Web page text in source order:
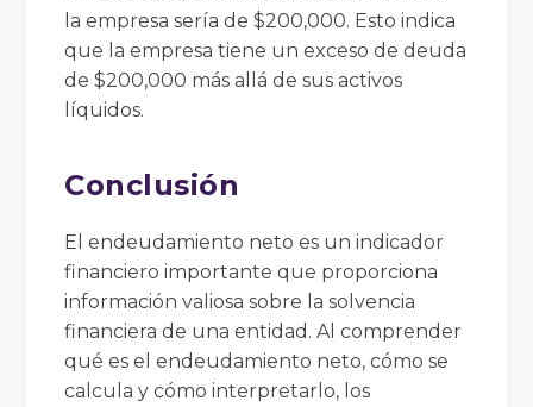
la empresa sería de $200,000. Esto indica
que la empresa tiene un exceso de deuda
de $200,000 más allá de sus activos
líquidos.
Conclusión
El endeudamiento neto es un indicador
financiero importante que proporciona
información valiosa sobre la solvencia
financiera de una entidad. Al comprender
qué es el endeudamiento neto, cómo se
calcula y cómo interpretarlo, los